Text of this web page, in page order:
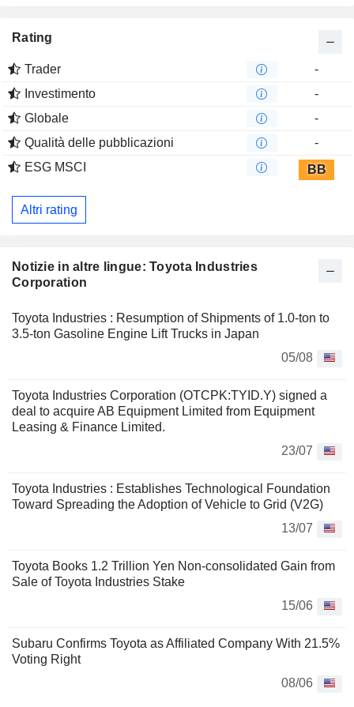
Notizie in altre lingue: Toyota Industries
Corporation
Toyota Industries : Resumption of Shipments of 1.0-ton to
3.5-ton Gasoline Engine Lift Trucks in Japan
05/08
Toyota Industries Corporation (OTCPK:TYID.Y) signed a
deal to acquire AB Equipment Limited from Equipment
Leasing & Finance Limited.
23/07
Toyota Industries : Establishes Technological Foundation
Toward Spreading the Adoption of Vehicle to Grid (V2G)
13/07
Toyota Books 1.2 Trillion Yen Non-consolidated Gain from
Sale of Toyota Industries Stake
15/06
Subaru Confirms Toyota as Affiliated Company With 21.5%
Voting Right
08/06
Rating
Trader
-
Investimento
-
Globale
-
Qualità delle pubblicazioni
-
ESG MSCI
BB
Altri rating